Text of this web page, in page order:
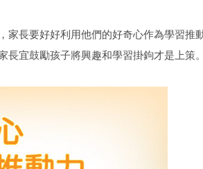
家長要好好利用他們的好奇心作為學習
宜鼓勵孩子將興趣和學習掛鉤才是上策。